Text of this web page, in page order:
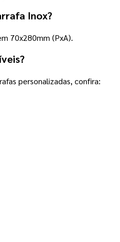
Inox?
70x280mm (PxA).
personalizadas, confira: